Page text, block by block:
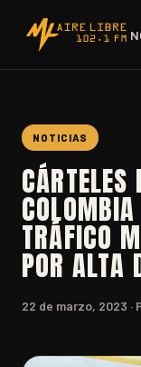
NOTICIAS
TRÁFICO
POR ALTA
22 de marzo, 2023 ·